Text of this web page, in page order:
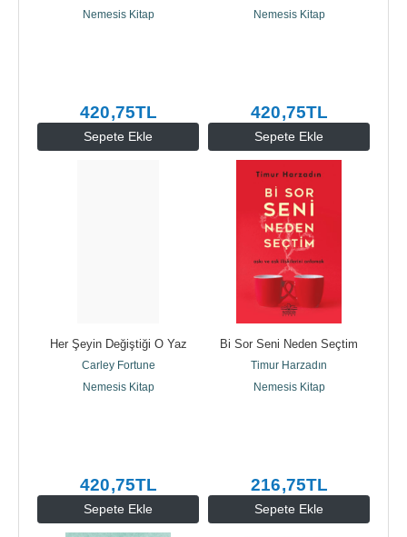
Sepete Ekle
Nemesis Kitap
420,75TL
Sepete Ekle
Nemesis Kitap
420,75TL
Sepete Ekle
Her Şeyin Değiştiği O Yaz
Carley Fortune
Nemesis Kitap
420,75TL
Sepete Ekle
Bi Sor Seni Neden Seçtim
Timur Harzadın
Nemesis Kitap
216,75TL